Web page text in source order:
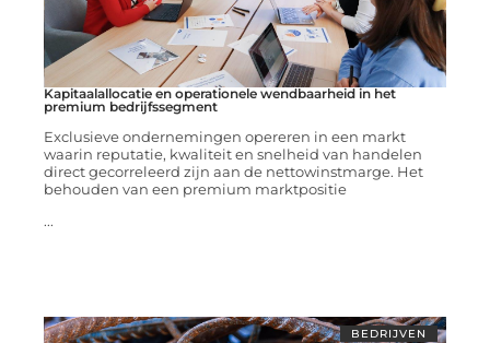
Kapitaalallocatie en operationele wendbaarheid in het
premium bedrijfssegment
Exclusieve ondernemingen opereren in een markt
waarin reputatie, kwaliteit en snelheid van handelen
direct gecorreleerd zijn aan de nettowinstmarge. Het
behouden van een premium marktpositie
...
BEDRIJVEN